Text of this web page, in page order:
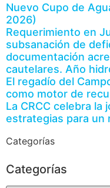
Nuevo Cupo de
2026)
Requerimiento en
subsanación de
documentación
cautelares. Año
El regadío del
como motor de
La CRCC celebra la
estrategias para un
Categorías
Categorías